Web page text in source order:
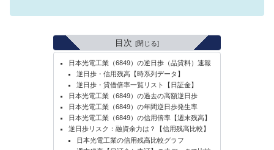
目次
日本光電工業（6849）の逆日歩（品貸料）速報
逆日歩・信用残高【時系列データ】
逆日歩・貸借倍率一覧リスト【日証金】
日本光電工業（6849）の過去の高額逆日歩
日本光電工業（6849）の年間逆日歩発生率
日本光電工業（6849）の信用倍率【週末残高】
逆日歩リスク：融資余力は？【信用残高比較】
日本光電工業の信用残高比較グラフ